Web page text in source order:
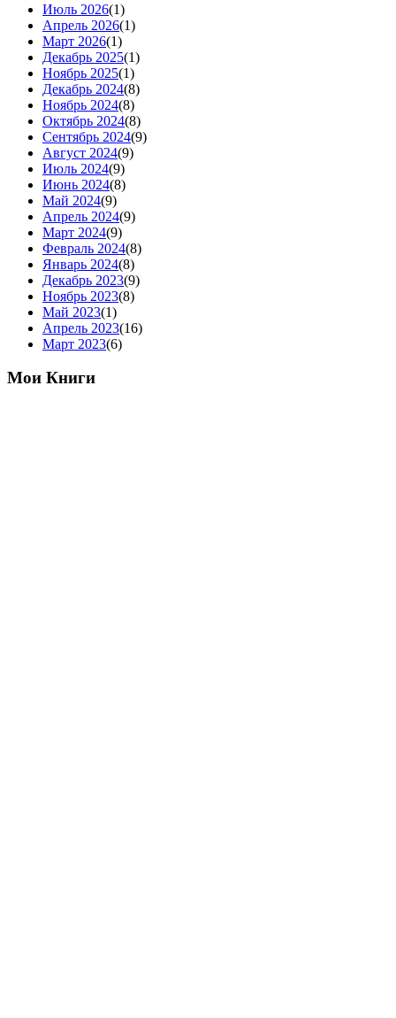
Июль 2026(1)
Апрель 2026(1)
Март 2026(1)
Декабрь 2025(1)
Ноябрь 2025(1)
Декабрь 2024(8)
Ноябрь 2024(8)
Октябрь 2024(8)
Сентябрь 2024(9)
Август 2024(9)
Июль 2024(9)
Июнь 2024(8)
Май 2024(9)
Апрель 2024(9)
Март 2024(9)
Февраль 2024(8)
Январь 2024(8)
Декабрь 2023(9)
Ноябрь 2023(8)
Май 2023(1)
Апрель 2023(16)
Март 2023(6)
Мои Книги